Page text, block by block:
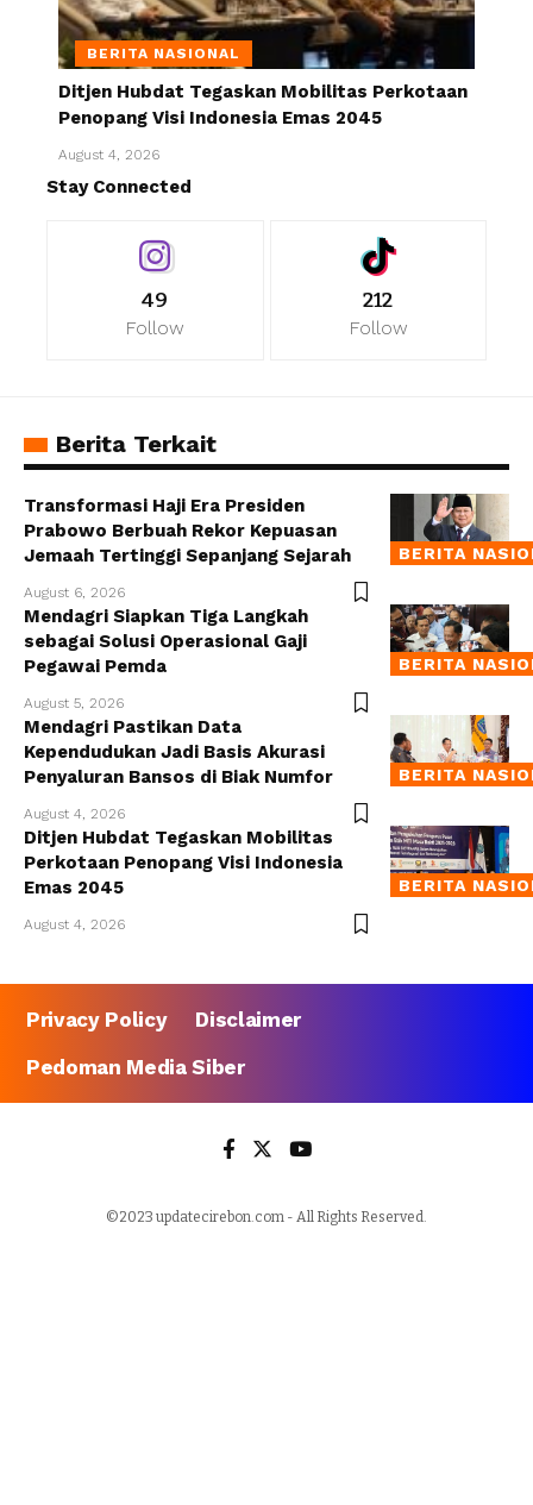
BERITA NASIONAL
Ditjen Hubdat Tegaskan Mobilitas Perkotaan
Penopang Visi Indonesia Emas 2045
August 4, 2026
Stay Connected
49
Follow
212
Follow
Berita Terkait
BERITA
Transformasi Haji Era Presiden
Prabowo Berbuah Rekor Kepuasan
Jemaah Tertinggi Sepanjang Sejarah
August 6, 2026
BERITA
Mendagri Siapkan Tiga Langkah
sebagai Solusi Operasional Gaji
Pegawai Pemda
August 5, 2026
BERITA
Mendagri Pastikan Data
Kependudukan Jadi Basis Akurasi
Penyaluran Bansos di Biak Numfor
August 4, 2026
BERITA
Ditjen Hubdat Tegaskan Mobilitas
Perkotaan Penopang Visi Indonesia
Emas 2045
August 4, 2026
Privacy Policy
Disclaimer
Pedoman Media Siber
©2023 updatecirebon.com - All Rights Reserved.